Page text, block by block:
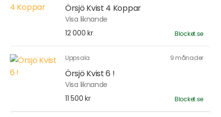
Örsjö Kvist 4 Koppar
Visa liknande
12 000 kr
Blocket.se
Uppsala 9 månader
Örsjö Kvist 6 !
Visa liknande
11 500 kr
Blocket.se